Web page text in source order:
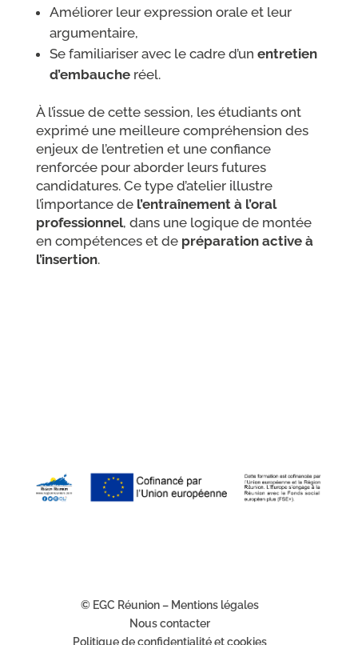
Améliorer leur expression orale et leur
argumentaire,
Se familiariser avec le cadre d’un entretien
d’embaucheréel.
À l’issue de cette session, les étudiants ont
exprimé une meilleure compréhension des
enjeux de l’entretien et une confiance
renforcée pour aborder leurs futures
candidatures. Ce type d’atelier illustre
l’importance de l’entraînement à l’oral
professionnel, dans une logique de montée
en compétences et de préparation active à
l’insertion.
© EGC Réunion – Mentions légales
Nous contacter
Politique de confidentialité et cookies